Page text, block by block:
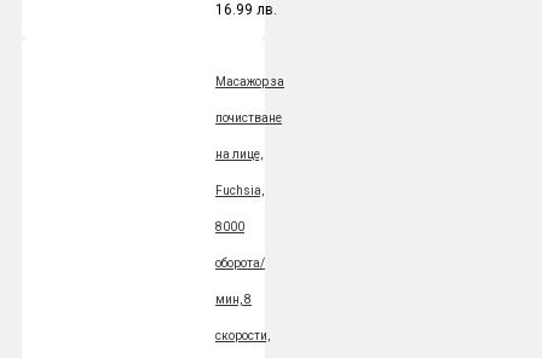
16.99 лв.
Масажор за
почистване
на лице,
Fuchsia,
8000
оборота/
мин, 8
скорости,